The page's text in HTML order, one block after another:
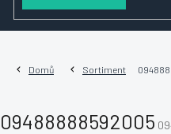
Domů Sortiment
09488888592005